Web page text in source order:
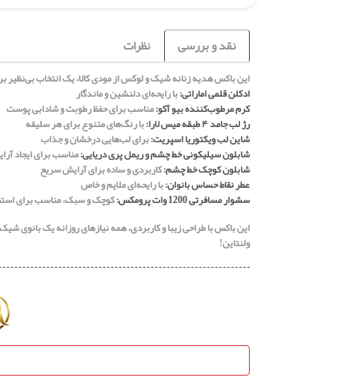
نقد و بررسی نظرات
این باکس هدیه زنانه شیک و لوکس از مودی کالا، یک انتخاب
ادکلن قلمی اماراتی:با رایحه‌ای دلنشین و ماندگار
کرم مرطوب‌کننده بیو آکو:مناسب برای حفظ رطوبت و شادابی پوست
رژ لب جامد ۴ طبقه میس لارا: با رنگ‌های متنوع برای هر سلیقه
شاین لب ویکتوریا اسپریت:برای لب‌هایی درخشان و جذاب
شابلون سیلیکونی خط چشم و ریمل پری دریایی:مناسب برای ایجاد
شابلون کوچک خط چشم:کاربردی و ساده برای آرایش سریع
عطر نقاط حساس بانوان:با رایحه‌ای ملایم و خاص
سشوار مسافرتی 1200 وات پرومکس:
کوچک و سبک، مناسب برای
این باکس با طراحی زیبا و کاربردی، همه نیازهای روزانه یک بانوی
ولنتاین!